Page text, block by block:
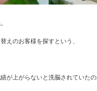
えのお客様を探すという、
が上がらないと洗脳されていた